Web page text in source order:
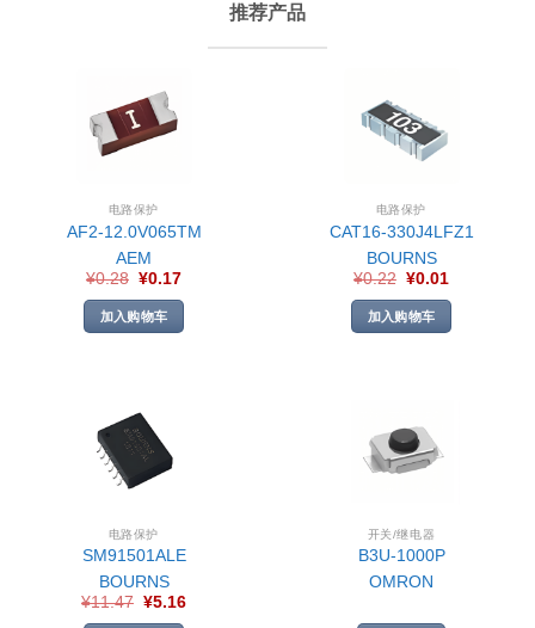
推荐产品
电路保护
AF2-12.0V065TM
AEM
¥0.28 ¥0.17
加入购物车
电路保护
CAT16-330J4LFZ1
BOURNS
¥0.22 ¥0.01
加入购物车
电路保护
SM91501ALE
BOURNS
¥11.47 ¥5.16
开关/继电器
B3U-1000P
OMRON